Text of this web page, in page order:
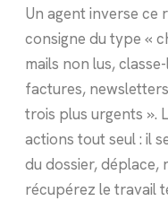
Un agent inverse ce
consigne du type «
mails non lus,
factures,
trois plus urgents ».
actions tout seul : il
du dossier, déplace,
récupérez le travail